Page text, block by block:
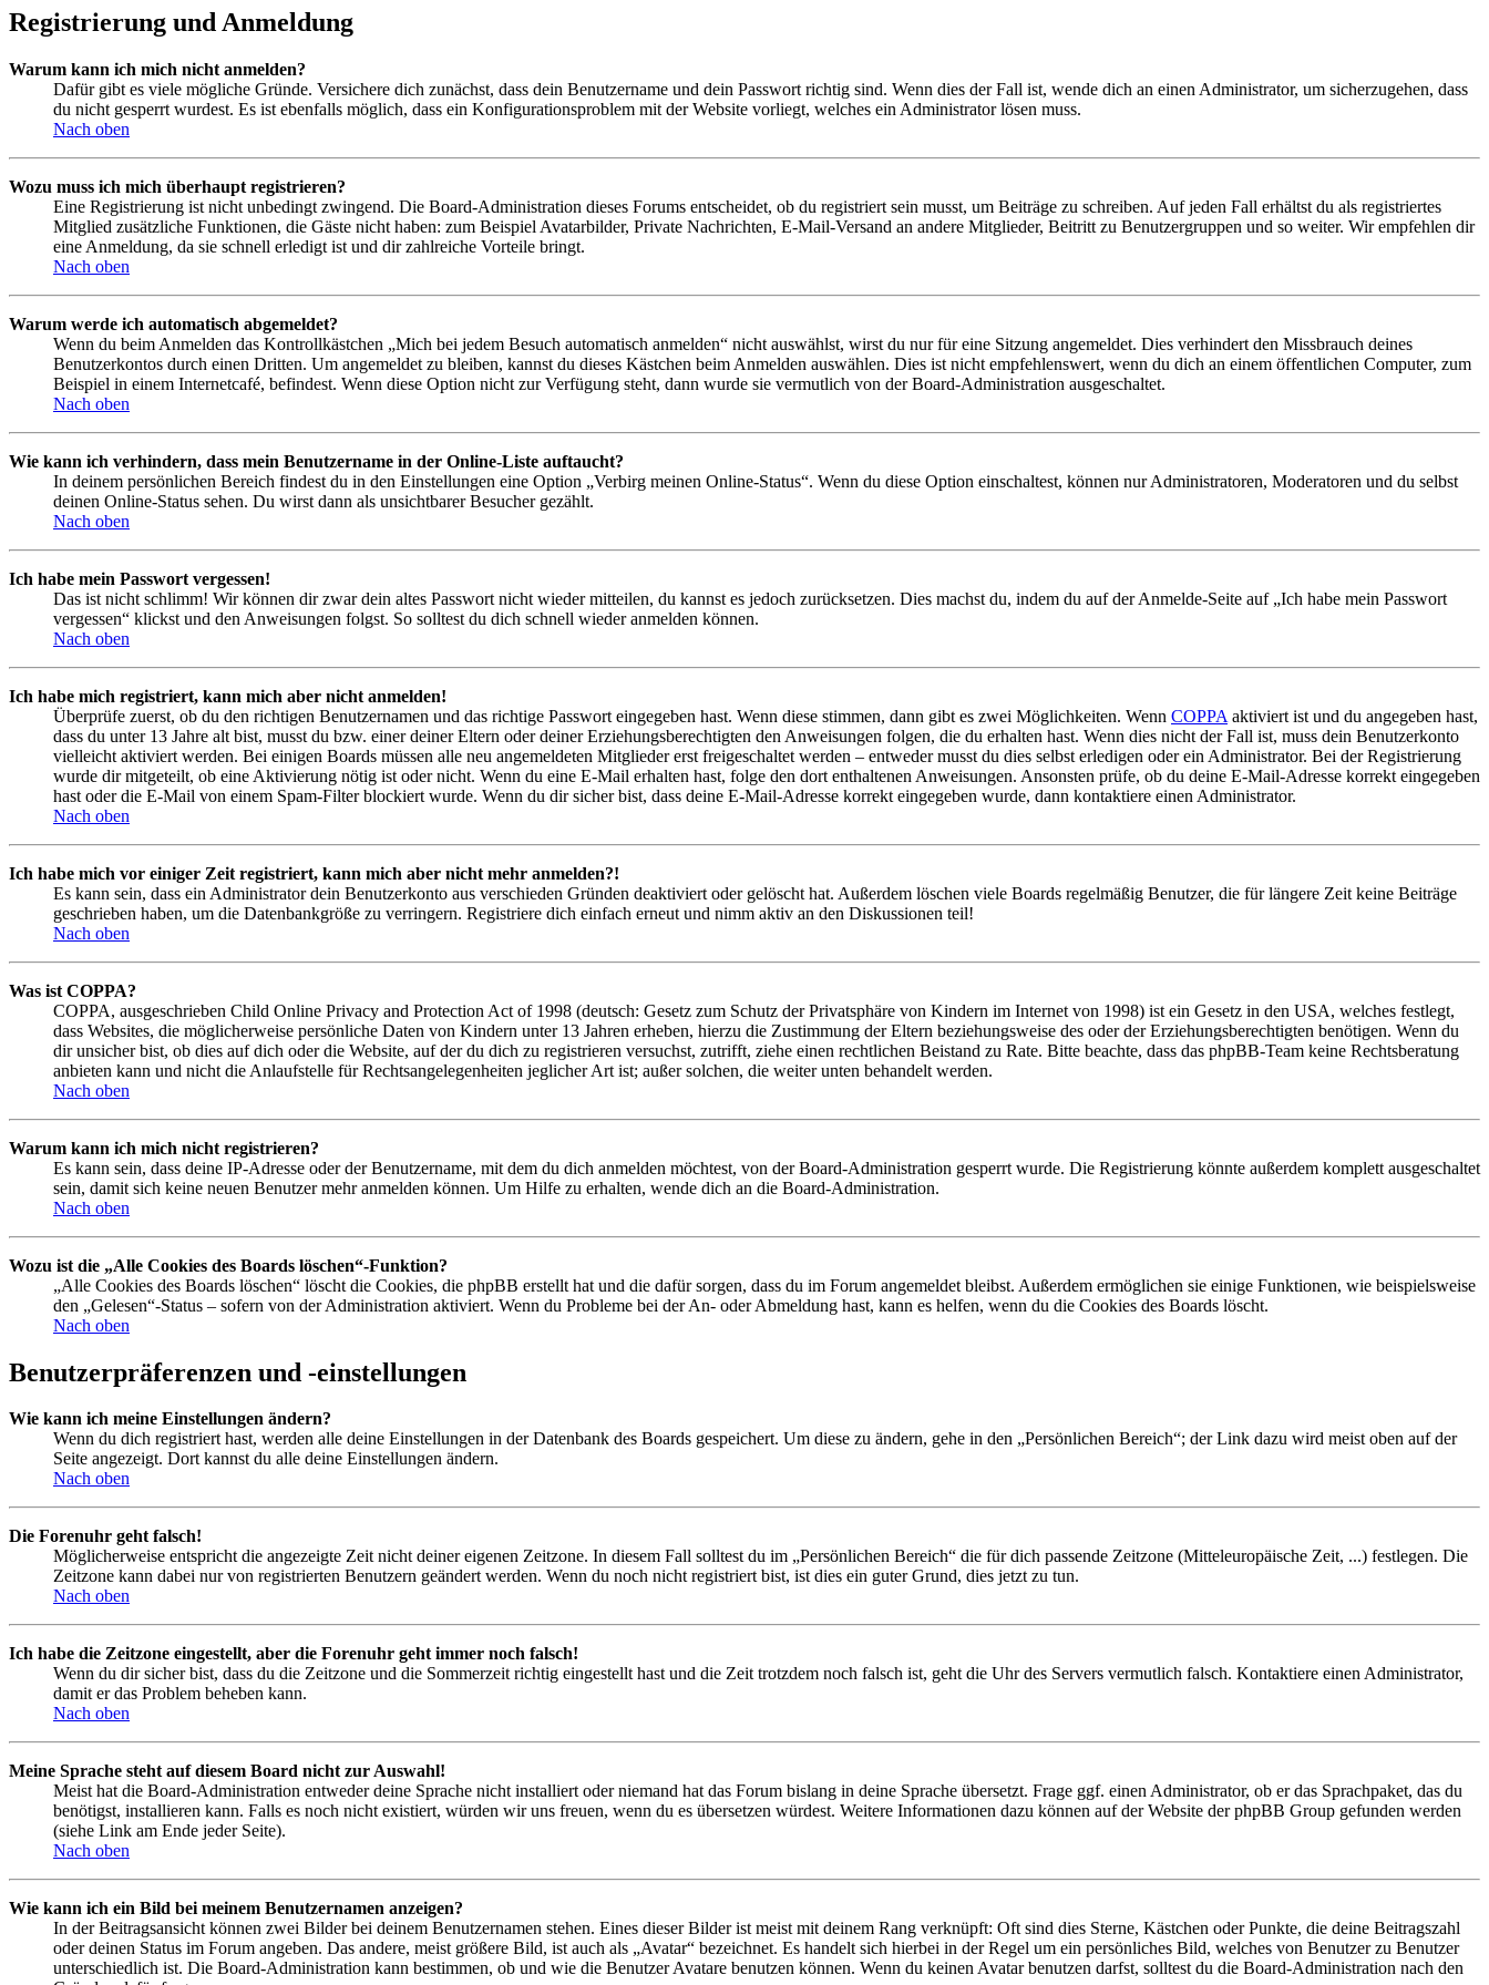
Registrierung und Anmeldung
Warum kann ich mich nicht anmelden?
Dafür gibt es viele mögliche Gründe. Versichere dich zunächst, dass dein Benutzername und dein Passwort richtig sind. Wenn dies der Fall ist, wende dich an einen Administrator, um sicherzugehen, dass
du nicht gesperrt wurdest. Es ist ebenfalls möglich, dass ein Konfigurationsproblem mit der Website vorliegt, welches ein Administrator lösen muss.
Nach oben
Wozu muss ich mich überhaupt registrieren?
Eine Registrierung ist nicht unbedingt zwingend. Die Board-Administration dieses Forums entscheidet, ob du registriert sein musst, um Beiträge zu schreiben. Auf jeden Fall erhältst du als registriertes
Mitglied zusätzliche Funktionen, die Gäste nicht haben: zum Beispiel Avatarbilder, Private Nachrichten, E-Mail-Versand an andere Mitglieder, Beitritt zu Benutzergruppen und so weiter. Wir empfehlen dir
eine Anmeldung, da sie schnell erledigt ist und dir zahlreiche Vorteile bringt.
Nach oben
Warum werde ich automatisch abgemeldet?
Wenn du beim Anmelden das Kontrollkästchen „Mich bei jedem Besuch automatisch anmelden“ nicht auswählst, wirst du nur für eine Sitzung angemeldet. Dies verhindert den Missbrauch deines
Benutzerkontos durch einen Dritten. Um angemeldet zu bleiben, kannst du dieses Kästchen beim Anmelden auswählen. Dies ist nicht empfehlenswert, wenn du dich an einem öffentlichen Computer, zum
Beispiel in einem Internetcafé, befindest. Wenn diese Option nicht zur Verfügung steht, dann wurde sie vermutlich von der Board-Administration ausgeschaltet.
Nach oben
Wie kann ich verhindern, dass mein Benutzername in der Online-Liste auftaucht?
In deinem persönlichen Bereich findest du in den Einstellungen eine Option „Verbirg meinen Online-Status“. Wenn du diese Option einschaltest, können nur Administratoren, Moderatoren und du selbst
deinen Online-Status sehen. Du wirst dann als unsichtbarer Besucher gezählt.
Nach oben
Ich habe mein Passwort vergessen!
Das ist nicht schlimm! Wir können dir zwar dein altes Passwort nicht wieder mitteilen, du kannst es jedoch zurücksetzen. Dies machst du, indem du auf der Anmelde-Seite auf „Ich habe mein Passwort
vergessen“ klickst und den Anweisungen folgst. So solltest du dich schnell wieder anmelden können.
Nach oben
Ich habe mich registriert, kann mich aber nicht anmelden!
Überprüfe zuerst, ob du den richtigen Benutzernamen und das richtige Passwort eingegeben hast. Wenn diese stimmen, dann gibt es zwei Möglichkeiten. Wenn COPPA aktiviert ist und du angegeben hast,
dass du unter 13 Jahre alt bist, musst du bzw. einer deiner Eltern oder deiner Erziehungsberechtigten den Anweisungen folgen, die du erhalten hast. Wenn dies nicht der Fall ist, muss dein Benutzerkonto
vielleicht aktiviert werden. Bei einigen Boards müssen alle neu angemeldeten Mitglieder erst freigeschaltet werden – entweder musst du dies selbst erledigen oder ein Administrator. Bei der Registrierung
wurde dir mitgeteilt, ob eine Aktivierung nötig ist oder nicht. Wenn du eine E-Mail erhalten hast, folge den dort enthaltenen Anweisungen. Ansonsten prüfe, ob du deine E-Mail-Adresse korrekt eingegeben
hast oder die E-Mail von einem Spam-Filter blockiert wurde. Wenn du dir sicher bist, dass deine E-Mail-Adresse korrekt eingegeben wurde, dann kontaktiere einen Administrator.
Nach oben
Ich habe mich vor einiger Zeit registriert, kann mich aber nicht mehr anmelden?!
Es kann sein, dass ein Administrator dein Benutzerkonto aus verschieden Gründen deaktiviert oder gelöscht hat. Außerdem löschen viele Boards regelmäßig Benutzer, die für längere Zeit keine Beiträge
geschrieben haben, um die Datenbankgröße zu verringern. Registriere dich einfach erneut und nimm aktiv an den Diskussionen teil!
Nach oben
Was ist COPPA?
COPPA, ausgeschrieben Child Online Privacy and Protection Act of 1998 (deutsch: Gesetz zum Schutz der Privatsphäre von Kindern im Internet von 1998) ist ein Gesetz in den USA, welches festlegt,
dass Websites, die möglicherweise persönliche Daten von Kindern unter 13 Jahren erheben, hierzu die Zustimmung der Eltern beziehungsweise des oder der Erziehungsberechtigten benötigen. Wenn du
dir unsicher bist, ob dies auf dich oder die Website, auf der du dich zu registrieren versuchst, zutrifft, ziehe einen rechtlichen Beistand zu Rate. Bitte beachte, dass das phpBB-Team keine Rechtsberatung
anbieten kann und nicht die Anlaufstelle für Rechtsangelegenheiten jeglicher Art ist; außer solchen, die weiter unten behandelt werden.
Nach oben
Warum kann ich mich nicht registrieren?
Es kann sein, dass deine IP-Adresse oder der Benutzername, mit dem du dich anmelden möchtest, von der Board-Administration gesperrt wurde. Die Registrierung könnte außerdem komplett ausgeschaltet
sein, damit sich keine neuen Benutzer mehr anmelden können. Um Hilfe zu erhalten, wende dich an die Board-Administration.
Nach oben
Wozu ist die „Alle Cookies des Boards löschen“-Funktion?
„Alle Cookies des Boards löschen“ löscht die Cookies, die phpBB erstellt hat und die dafür sorgen, dass du im Forum angemeldet bleibst. Außerdem ermöglichen sie einige Funktionen, wie beispielsweise
den „Gelesen“-Status – sofern von der Administration aktiviert. Wenn du Probleme bei der An- oder Abmeldung hast, kann es helfen, wenn du die Cookies des Boards löscht.
Nach oben
Benutzerpräferenzen und -einstellungen
Wie kann ich meine Einstellungen ändern?
Wenn du dich registriert hast, werden alle deine Einstellungen in der Datenbank des Boards gespeichert. Um diese zu ändern, gehe in den „Persönlichen Bereich“; der Link dazu wird meist oben auf der
Seite angezeigt. Dort kannst du alle deine Einstellungen ändern.
Nach oben
Die Forenuhr geht falsch!
Möglicherweise entspricht die angezeigte Zeit nicht deiner eigenen Zeitzone. In diesem Fall solltest du im „Persönlichen Bereich“ die für dich passende Zeitzone (Mitteleuropäische Zeit, ...) festlegen. Die
Zeitzone kann dabei nur von registrierten Benutzern geändert werden. Wenn du noch nicht registriert bist, ist dies ein guter Grund, dies jetzt zu tun.
Nach oben
Ich habe die Zeitzone eingestellt, aber die Forenuhr geht immer noch falsch!
Wenn du dir sicher bist, dass du die Zeitzone und die Sommerzeit richtig eingestellt hast und die Zeit trotzdem noch falsch ist, geht die Uhr des Servers vermutlich falsch. Kontaktiere einen Administrator,
damit er das Problem beheben kann.
Nach oben
Meine Sprache steht auf diesem Board nicht zur Auswahl!
Meist hat die Board-Administration entweder deine Sprache nicht installiert oder niemand hat das Forum bislang in deine Sprache übersetzt. Frage ggf. einen Administrator, ob er das Sprachpaket, das du
benötigst, installieren kann. Falls es noch nicht existiert, würden wir uns freuen, wenn du es übersetzen würdest. Weitere Informationen dazu können auf der Website der phpBB Group gefunden werden
(siehe Link am Ende jeder Seite).
Nach oben
Wie kann ich ein Bild bei meinem Benutzernamen anzeigen?
In der Beitragsansicht können zwei Bilder bei deinem Benutzernamen stehen. Eines dieser Bilder ist meist mit deinem Rang verknüpft: Oft sind dies Sterne, Kästchen oder Punkte, die deine Beitragszahl
oder deinen Status im Forum angeben. Das andere, meist größere Bild, ist auch als „Avatar“ bezeichnet. Es handelt sich hierbei in der Regel um ein persönliches Bild, welches von Benutzer zu Benutzer
unterschiedlich ist. Die Board-Administration kann bestimmen, ob und wie die Benutzer Avatare benutzen können. Wenn du keinen Avatar benutzen darfst, solltest du die Board-Administration nach den